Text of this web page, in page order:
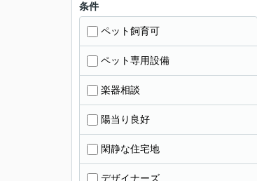
条件
ペット飼育可
ペット専用設備
楽器相談
陽当り良好
閑静な住宅地
デザイナーズ